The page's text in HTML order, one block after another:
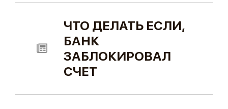
ЧТО ДЕЛАТЬ ЕСЛИ,
БАНК
ЗАБЛОКИРОВАЛ
СЧЕТ